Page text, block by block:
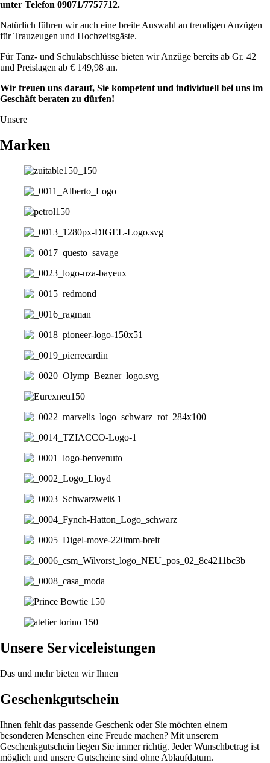
unter Telefon 09071/7757712.
Natürlich führen wir auch eine breite Auswahl an trendigen Anzügen
für Trauzeugen und Hochzeitsgäste.
Für Tanz- und Schulabschlüsse bieten wir Anzüge bereits ab Gr. 42
und Preislagen ab € 149,98 an.
Wir freuen uns darauf, Sie kompetent und individuell bei uns im
Geschäft beraten zu dürfen!
Unsere
Marken
Unsere Service­leistungen
Das und mehr bieten wir Ihnen
Geschenk­gutschein
Ihnen fehlt das passende Geschenk oder Sie möchten einem
besonderen Menschen eine Freude machen? Mit unserem
Geschenkgutschein liegen Sie immer richtig. Jeder Wunschbetrag ist
möglich und unsere Gutscheine sind ohne Ablaufdatum.